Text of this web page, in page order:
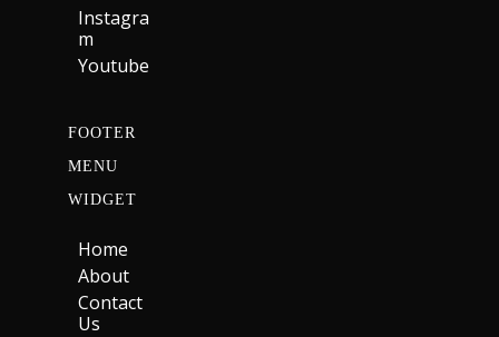
Instagra
M
Youtube
FOOTER
MENU
WIDGET
Home
About
Contact
Us